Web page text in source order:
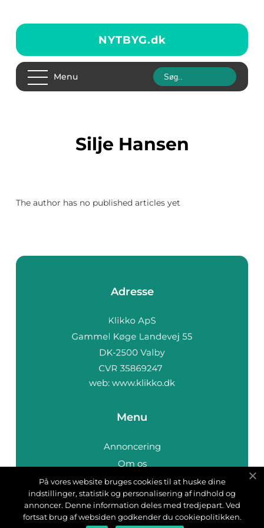
NYTBYG.dk
Menu
Silje Hansen
The author has no published articles yet
Adresse
web: www.klikko.dk
Menu
Annoncering
Om os
Cookies
Kontakt os
Sitemap
På vores website bruges cookies til at huske dine
indstillinger, statistik og personalisering af indhold og
annoncer. Denne information deles med tredjepart. Ved
fortsat brug af websiden godkender du cookiepolitikken.